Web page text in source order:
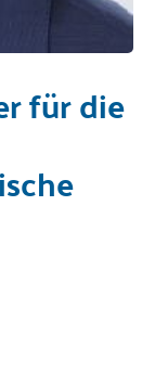
für die